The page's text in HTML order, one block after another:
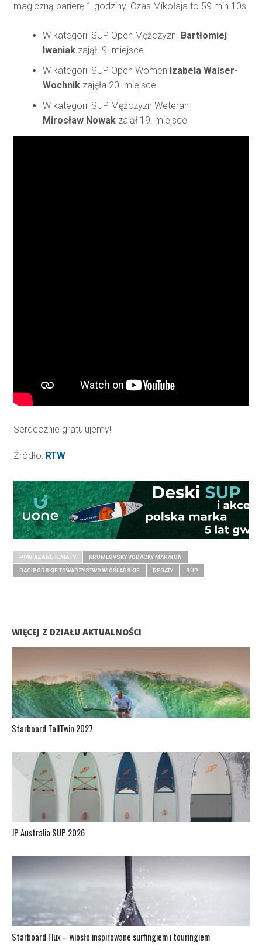
magiczną barierę 1 godziny. Czas Mikołaja to 59 min 10s.
W kategorii SUP Open Mężczyzn Bartłomiej
Iwaniakzajął 9. miejsce
W kategorii SUP Open Women Izabela Waiser-
Wochnikzajęła 20. miejsce
W kategorii SUP Mężczyzn Weteran
Mirosław Nowakzajął 19. miejsce
Serdecznie gratulujemy!
Źródło: RTW
POWIĄZANE TEMATY KRUMLOVSKY VODACKY MARATON
RACIBORSKIE TOWARZYSTWO WIOŚLARSKIE REGATY SUP
WIĘCEJ Z DZIAŁU AKTUALNOŚCI
Starboard TallTwin 2027
JP Australia SUP 2026
Starboard Flux – wiosło inspirowane surfingiem i touringiem